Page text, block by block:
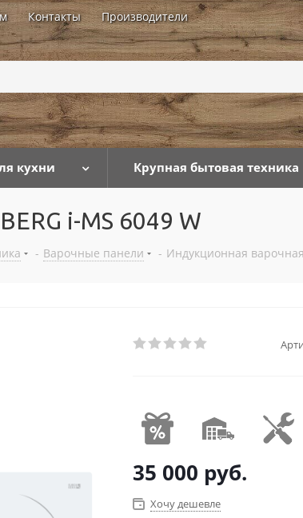
Контакты Производители ...
кухни Крупная бытовая техника
i-MS 6049 W
- Варочные панели - Индукционная
35 000 руб.
Хочу дешевле